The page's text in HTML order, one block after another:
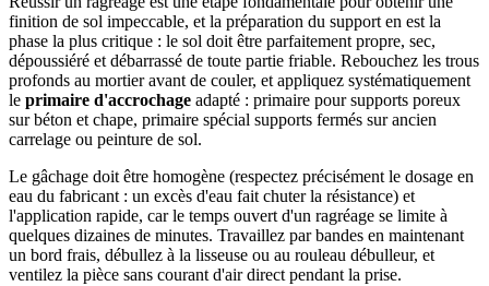
finition de sol impeccable, et la préparation du support en est la
phase la plus critique : le sol doit être parfaitement propre, sec,
dépoussiéré et débarrassé de toute partie friable. Rebouchez les trous
profonds au mortier avant de couler, et appliquez systématiquement
le primaire d'accrochage adapté : primaire pour supports poreux
sur béton et chape, primaire spécial supports fermés sur ancien
carrelage ou peinture de sol.
Le gâchage doit être homogène (respectez précisément le dosage en
eau du fabricant : un excès d'eau fait chuter la résistance) et
l'application rapide, car le temps ouvert d'un ragréage se limite à
quelques dizaines de minutes. Travaillez par bandes en maintenant
un bord frais, débullez à la lisseuse ou au rouleau débulleur, et
ventilez la pièce sans courant d'air direct pendant la prise.